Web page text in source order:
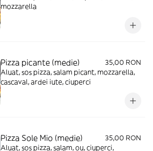
mozzarella
Pizza picante (medie)
35,00 RON
Aluat, sos pizza, salam picant, mozzarella,
cascaval, ardei iute, ciuperci
Pizza Sole Mio (medie)
35,00 RON
Aluat, sos pizza, salam, ou, ciuperci,